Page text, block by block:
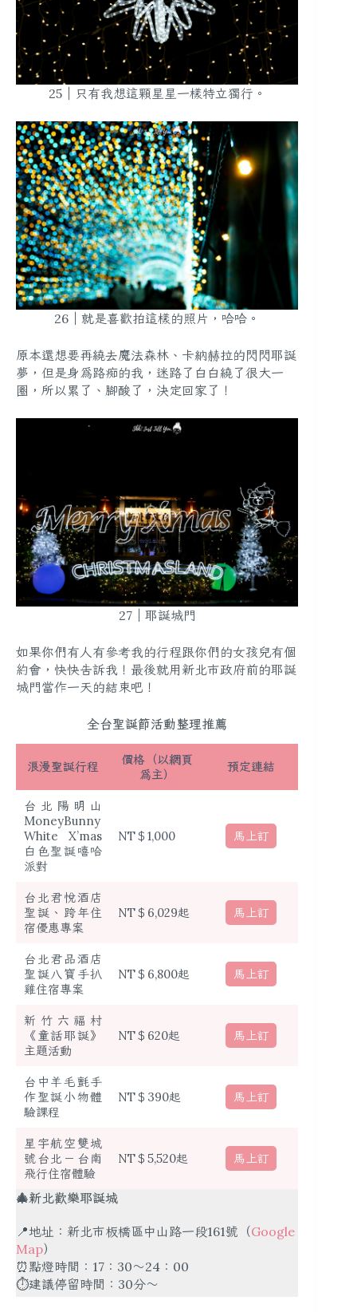
25｜只有我想這顆星星一樣特立獨行。
26｜就是喜歡拍這樣的照片，哈哈。
原本還想要再繞去魔法森林、卡納赫拉的閃閃耶誕
夢，但是身為路痴的我，迷路了白白繞了很大一
圈，所以累了、腳酸了，決定回家了！
27｜耶誕城門
如果你們有人有參考我的行程跟你們的女孩兒有個
約會，快快告訴我！最後就用新北市政府前的耶誕
城門當作一天的結束吧！
全台聖誕節活動整理推薦
浪漫聖誕行程
價格（以網頁
為主）
預定連結
台北陽明山
MoneyBunny
White X’mas
白色聖誕嘻哈
派對
NT＄1,000 馬上訂
台北君悅酒店
聖誕、跨年住
宿優惠專案
NT＄6,029起 馬上訂
台北君品酒店
聖誕八寶手扒
雞住宿專案
NT＄6,800起 馬上訂
新竹六福村
《童話耶誕》
主題活動
NT＄620起 馬上訂
台中羊毛氈手
作聖誕小物體
驗課程
NT＄390起 馬上訂
星宇航空雙城
號台北－台南
飛行住宿體驗
NT＄5,520起 馬上訂
🎄新北歡樂耶誕城
📍地址：新北市板橋區中山路一段161號（Google
Map）
⏰點燈時間：17：30～24：00
⏱建議停留時間：30分～